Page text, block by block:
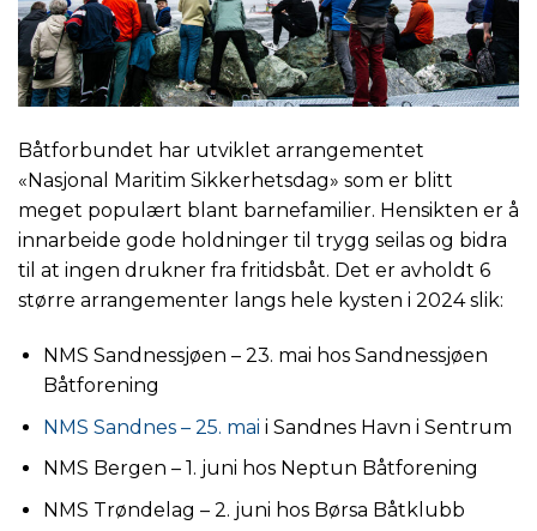
Båtforbundet har utviklet arrangementet
«Nasjonal Maritim Sikkerhetsdag» som er blitt
meget populært blant barnefamilier. Hensikten er å
innarbeide gode holdninger til trygg seilas og bidra
til at ingen drukner fra fritidsbåt. Det er avholdt 6
større arrangementer langs hele kysten i 2024 slik:
NMS Sandnessjøen – 23. mai hos Sandnessjøen
Båtforening
NMS Sandnes – 25. mai i Sandnes Havn i Sentrum
NMS Bergen – 1. juni hos Neptun Båtforening
NMS Trøndelag – 2. juni hos Børsa Båtklubb